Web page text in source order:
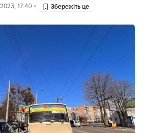
17:40